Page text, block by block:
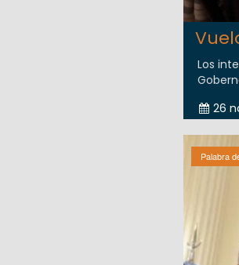
Los
26
Palabra